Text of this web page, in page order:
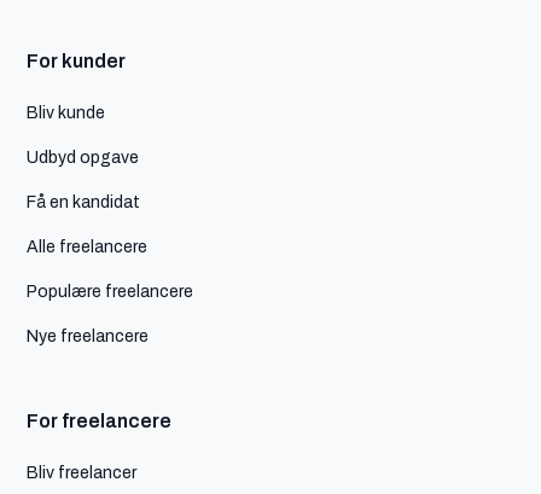
For kunder
Bliv kunde
Udbyd opgave
Få en kandidat
Alle freelancere
Populære freelancere
Nye freelancere
For freelancere
Bliv freelancer